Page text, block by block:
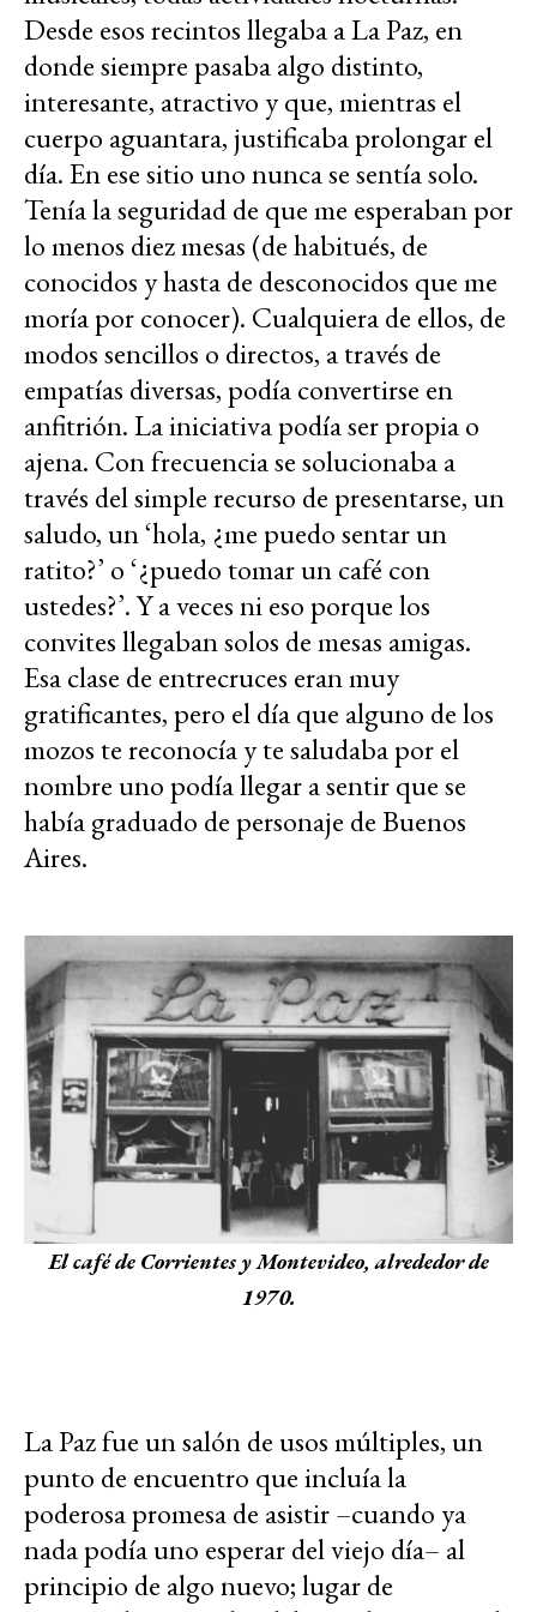
Desde esos recintos llegaba a La Paz, en
donde siempre pasaba algo distinto,
interesante, atractivo y que, mientras el
cuerpo aguantara, justificaba prolongar el
día. En ese sitio uno nunca se sentía solo.
Tenía la seguridad de que me esperaban por
lo menos diez mesas (de habitués, de
conocidos y hasta de desconocidos que me
moría por conocer). Cualquiera de ellos, de
modos sencillos o directos, a través de
empatías diversas, podía convertirse en
anfitrión. La iniciativa podía ser propia o
ajena. Con frecuencia se solucionaba a
través del simple recurso de presentarse, un
saludo, un ‘hola, ¿me puedo sentar un
ratito?’ o ‘¿puedo tomar un café con
ustedes?’. Y a veces ni eso porque los
convites llegaban solos de mesas amigas.
Esa clase de entrecruces eran muy
gratificantes, pero el día que alguno de los
mozos te reconocía y te saludaba por el
nombre uno podía llegar a sentir que se
había graduado de personaje de Buenos
Aires.
El café de Corrientes y Montevideo, alrededor de
1970.
La Paz fue un salón de usos múltiples, un
punto de encuentro que incluía la
poderosa promesa de asistir –cuando ya
nada podía uno esperar del viejo día– al
principio de algo nuevo; lugar de